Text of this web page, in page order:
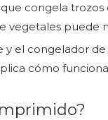
congela
vegetales
el congelador
cómo